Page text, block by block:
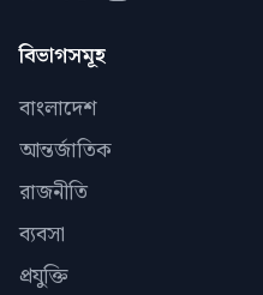
বিভাগসমূহ
বাংলাদেশ
আন্তর্জাতিক
রাজনীতি
ব্যবসা
প্রযুক্তি